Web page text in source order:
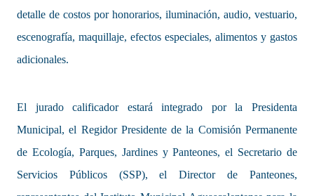
detalle de costos por honorarios, iluminación, audio, vestuario,
escenografía, maquillaje, efectos especiales, alimentos y gastos
adicionales.
El jurado calificador estará integrado por la Presidenta
Municipal, el Regidor Presidente de la Comisión Permanente
de Ecología, Parques, Jardines y Panteones, el Secretario de
Servicios Públicos (SSP), el Director de Panteones,